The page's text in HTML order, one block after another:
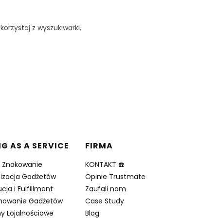
z wyszukiwarki,
AS A SERVICE
Znakowanie
Gadżetów
i Fulfillment
Gadżetów
Lojalnościowe
FIRMA
KONTAKT ☎️
Opinie Trustmate
Zaufali nam
Case Study
Blog